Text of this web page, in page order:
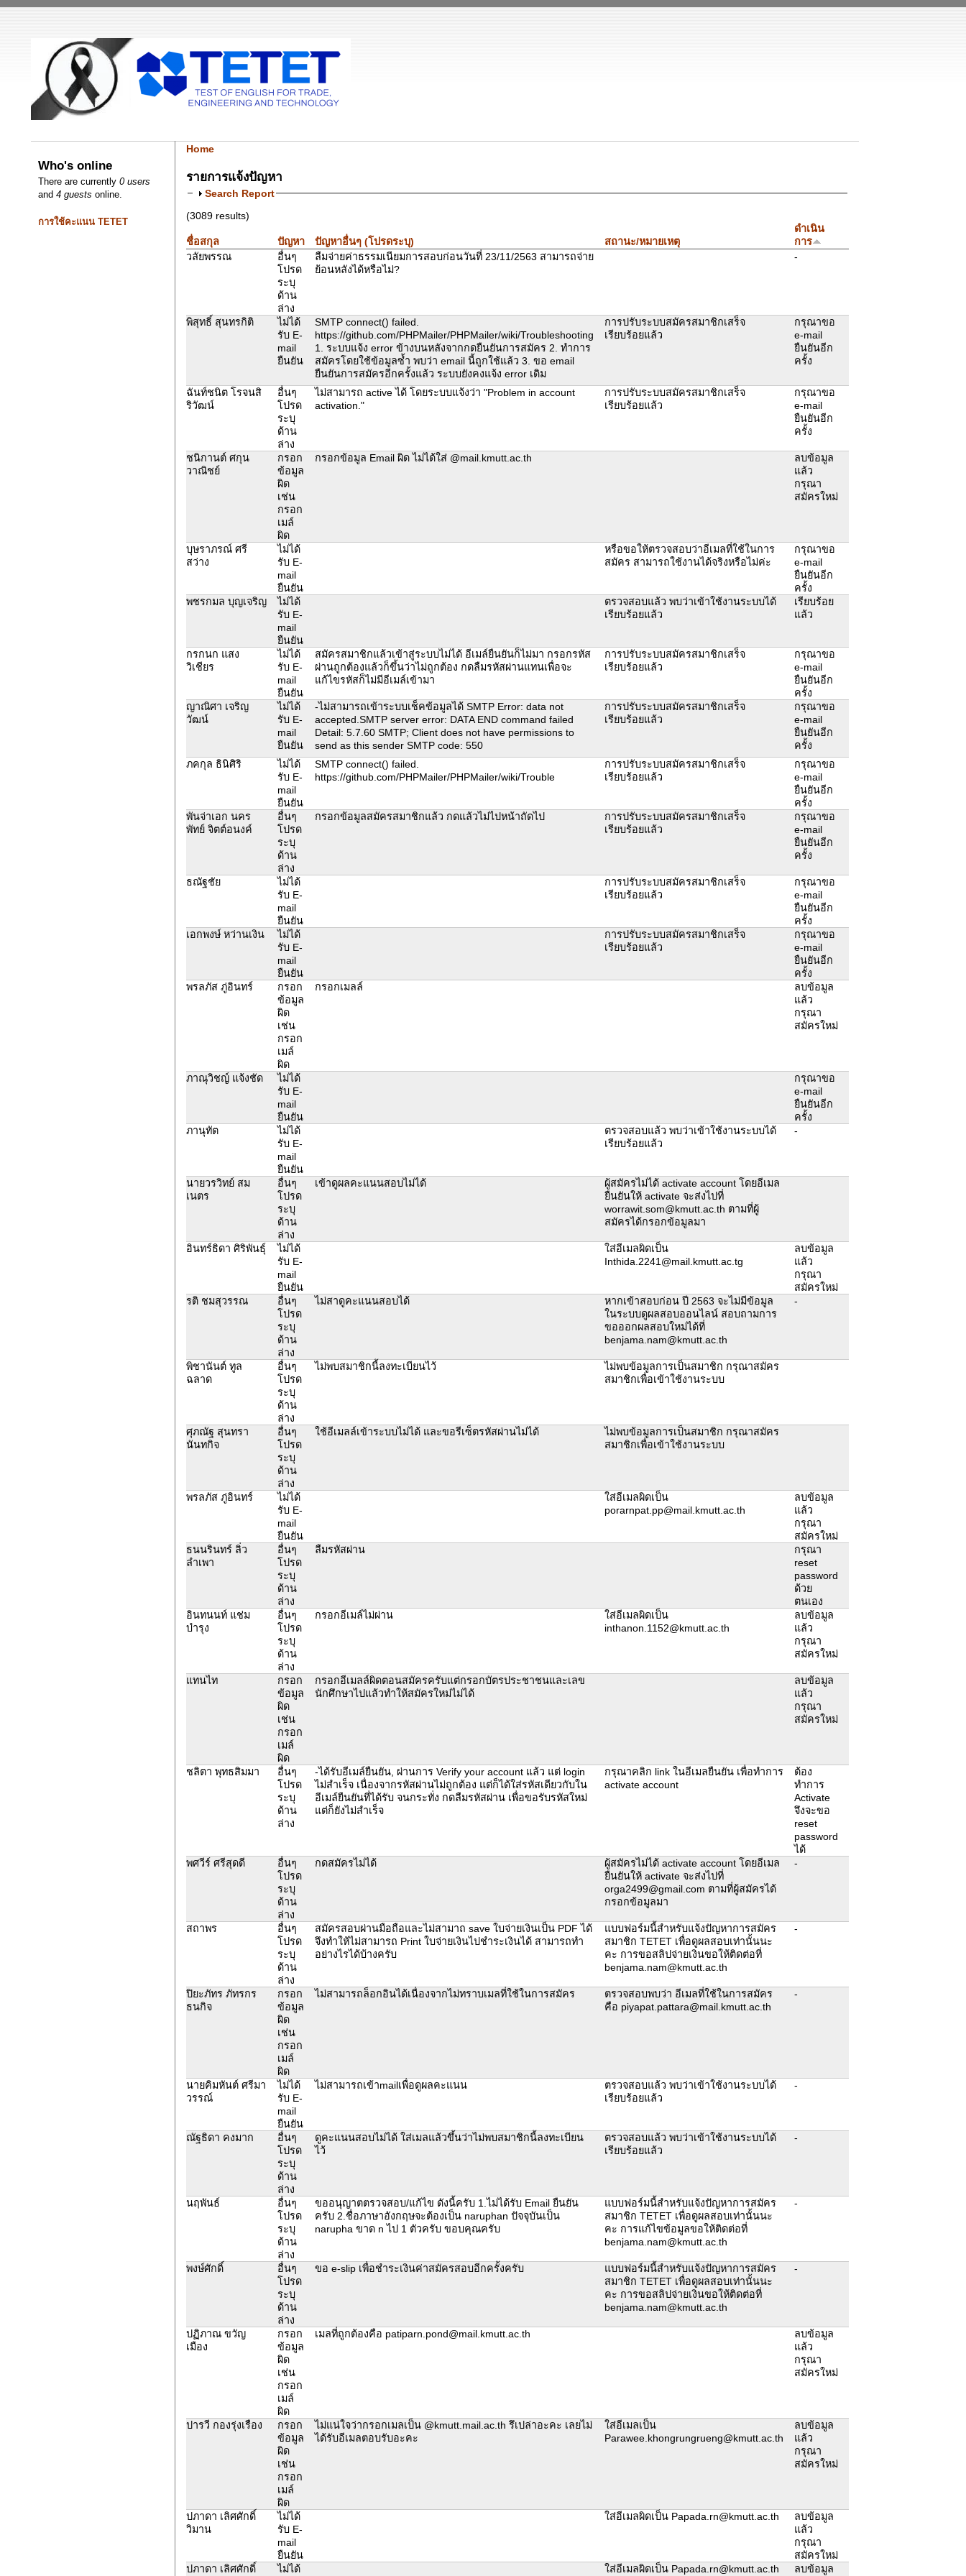
Who's online
There are currently0 users
and4 guests online.
การใช้คะแนน TETET
Home
รายการแจ้งปัญหา
Search Report
(3089 results)
ชื่อสกุล ปัญหา ปัญหาอื่นๆ (โปรดระบุ) สถานะ/หมายเหตุ
ดำเนิน
การ
วลัยพรรณ
อื่นๆ
โปรด
ระบุ
ด้าน
ล่าง
ลืมจ่ายค่าธรรมเนียมการสอบก่อนวันที่ 23/11/2563 สามารถจ่าย
ย้อนหลังได้หรือไม่?
-
พิสุทธิ์ สุนทรกิติ
ไม่ได้
รับ E-
mail
ยืนยัน
SMTP connect() failed.
https://github.com/PHPMailer/PHPMailer/wiki/Troubleshooting
1. ระบบแจ้ง error ข้างบนหลังจากกดยืนยันการสมัคร 2. ทำการ
สมัครโดยใช้ข้อมูลซ้ำ พบว่า email นี้ถูกใช้แล้ว 3. ขอ email
ยืนยันการสมัครอีกครั้งแล้ว ระบบยังคงแจ้ง error เดิม
การปรับระบบสมัครสมาชิกเสร็จ
เรียบร้อยแล้ว
กรุณาขอ
e-mail
ยืนยันอีก
ครั้ง
ฉันท์ชนิต โรจนสิ
ริวัฒน์
อื่นๆ
โปรด
ระบุ
ด้าน
ล่าง
ไม่สามารถ active ได้ โดยระบบแจ้งว่า "Problem in account
activation."
การปรับระบบสมัครสมาชิกเสร็จ
เรียบร้อยแล้ว
กรุณาขอ
e-mail
ยืนยันอีก
ครั้ง
ชนิกานต์ ศกุน
วาณิชย์
กรอก
ข้อมูล
ผิด
เช่น
กรอก
เมล์
ผิด
กรอกข้อมูล Email ผิด ไม่ได้ใส่ @mail.kmutt.ac.th
ลบข้อมูล
แล้ว
กรุณา
สมัครใหม่
บุษราภรณ์​ ศรี​
สว่าง​
ไม่ได้
รับ E-
mail
ยืนยัน
หรือขอให้ตรวจสอบว่าอีเมลที่ใช้ในการ
สมัคร สามารถใช้งานได้จริงหรือไม่ค่ะ
กรุณาขอ
e-mail
ยืนยันอีก
ครั้ง
พชรกมล บุญเจริญ
ไม่ได้
รับ E-
mail
ยืนยัน
ตรวจสอบแล้ว พบว่าเข้าใช้งานระบบได้
เรียบร้อยแล้ว
เรียบร้อย
แล้ว
กรกนก แสง
วิเชียร
ไม่ได้
รับ E-
mail
ยืนยัน
สมัครสมาชิกแล้วเข้าสู่ระบบไม่ได้ อีเมล์ยืนยันก็ไม่มา กรอกรหัส
ผ่านถูกต้องแล้วก็ขึ้นว่าไม่ถูกต้อง กดลืมรหัสผ่านแทนเพื่อจะ
แก้ไขรหัสก็ไม่มีอีเมล์เข้ามา
การปรับระบบสมัครสมาชิกเสร็จ
เรียบร้อยแล้ว
กรุณาขอ
e-mail
ยืนยันอีก
ครั้ง
ญาณิศา เจริญ
วัฒน์
ไม่ได้
รับ E-
mail
ยืนยัน
-ไม่สามารถเข้าระบบเช็คข้อมูลได้ SMTP Error: data not
accepted.SMTP server error: DATA END command failed
Detail: 5.7.60 SMTP; Client does not have permissions to
send as this sender SMTP code: 550
การปรับระบบสมัครสมาชิกเสร็จ
เรียบร้อยแล้ว
กรุณาขอ
e-mail
ยืนยันอีก
ครั้ง
ภคกุล ธินิศิริ
ไม่ได้
รับ E-
mail
ยืนยัน
SMTP connect() failed.
https://github.com/PHPMailer/PHPMailer/wiki/Trouble
การปรับระบบสมัครสมาชิกเสร็จ
เรียบร้อยแล้ว
กรุณาขอ
e-mail
ยืนยันอีก
ครั้ง
พันจ่าเอก นคร
พัทย์ จิตต์อนงค์
อื่นๆ
โปรด
ระบุ
ด้าน
ล่าง
กรอกข้อมูลสมัครสมาชิกแล้ว กดแล้วไม่ไปหน้าถัดไป
การปรับระบบสมัครสมาชิกเสร็จ
เรียบร้อยแล้ว
กรุณาขอ
e-mail
ยืนยันอีก
ครั้ง
ธณัฐชัย
ไม่ได้
รับ E-
mail
ยืนยัน
การปรับระบบสมัครสมาชิกเสร็จ
เรียบร้อยแล้ว
กรุณาขอ
e-mail
ยืนยันอีก
ครั้ง
เอกพงษ์ หว่านเงิน
ไม่ได้
รับ E-
mail
ยืนยัน
การปรับระบบสมัครสมาชิกเสร็จ
เรียบร้อยแล้ว
กรุณาขอ
e-mail
ยืนยันอีก
ครั้ง
พรลภัส ภู่อินทร์
กรอก
ข้อมูล
ผิด
เช่น
กรอก
เมล์
ผิด
กรอกเมลล์
ลบข้อมูล
แล้ว
กรุณา
สมัครใหม่
ภาณุวิชญ์ แจ้งชัด
ไม่ได้
รับ E-
mail
ยืนยัน
กรุณาขอ
e-mail
ยืนยันอีก
ครั้ง
ภานุทัต
ไม่ได้
รับ E-
mail
ยืนยัน
ตรวจสอบแล้ว พบว่าเข้าใช้งานระบบได้
เรียบร้อยแล้ว
-
นายวรวิทย์ สม
เนตร
อื่นๆ
โปรด
ระบุ
ด้าน
ล่าง
เข้าดูผลคะแนนสอบไม่ได้
ผู้สมัครไม่ได้ activate account โดยอีเมล
ยืนยันให้ activate จะส่งไปที่
worrawit.som@kmutt.ac.th ตามที่ผู้
สมัครได้กรอกข้อมูลมา
อินทร์ธิดา ศิริพันธุ์
ไม่ได้
รับ E-
mail
ยืนยัน
ใส่อีเมลผิดเป็น
Inthida.2241@mail.kmutt.ac.tg
ลบข้อมูล
แล้ว
กรุณา
สมัครใหม่
รติ ชมสุวรรณ
อื่นๆ
โปรด
ระบุ
ด้าน
ล่าง
ไม่สาดูคะแนนสอบได้
หากเข้าสอบก่อน ปี 2563 จะไม่มีข้อมูล
ในระบบดูผลสอบออนไลน์ สอบถามการ
ขอออกผลสอบใหม่ได้ที่
benjama.nam@kmutt.ac.th
-
พิชานันต์ ทูล
ฉลาด
อื่นๆ
โปรด
ระบุ
ด้าน
ล่าง
ไม่พบสมาชิกนี้ลงทะเบียนไว้
ไม่พบข้อมูลการเป็นสมาชิก กรุณาสมัคร
สมาชิกเพื่อเข้าใช้งานระบบ
ศุภณัฐ สุนทรา
นันทกิจ
อื่นๆ
โปรด
ระบุ
ด้าน
ล่าง
ใช้อีเมลล์เข้าระบบไม่ได้ และขอรีเซ็ตรหัสผ่านไม่ได้
ไม่พบข้อมูลการเป็นสมาชิก กรุณาสมัคร
สมาชิกเพื่อเข้าใช้งานระบบ
พรลภัส ภู่อินทร์
ไม่ได้
รับ E-
mail
ยืนยัน
ใส่อีเมลผิดเป็น
porarnpat.pp@mail.kmutt.ac.th
ลบข้อมูล
แล้ว
กรุณา
สมัครใหม่
ธนนรินทร์ ลิ่ว
ลำเพา
อื่นๆ
โปรด
ระบุ
ด้าน
ล่าง
ลืมรหัสผ่าน
กรุณา
reset
password
ด้วย
ตนเอง
อินทนนท์ แช่ม
บำรุง
อื่นๆ
โปรด
ระบุ
ด้าน
ล่าง
กรอกอีเมล์ไม่ผ่าน
ใส่อีเมลผิดเป็น
inthanon.1152@kmutt.ac.th
ลบข้อมูล
แล้ว
กรุณา
สมัครใหม่
แทนไท
กรอก
ข้อมูล
ผิด
เช่น
กรอก
เมล์
ผิด
กรอกอีเมลล์ผิดตอนสมัครครับแต่กรอกบัตรประชาชนและเลข
นักศึกษาไปแล้วทำให้สมัครใหม่ไม่ได้
ลบข้อมูล
แล้ว
กรุณา
สมัครใหม่
ชลิตา พุทธสิมมา
อื่นๆ
โปรด
ระบุ
ด้าน
ล่าง
-ได้รับอีเมล์ยืนยัน, ผ่านการ Verify your account แล้ว แต่ login
ไม่สำเร็จ เนื่องจากรหัสผ่านไม่ถูกต้อง แต่ก็ได้ใส่รหัสเดียวกับใน
อีเมล์ยืนยันที่ได้รับ จนกระทั่ง กดลืมรหัสผ่าน เพื่อขอรับรหัสใหม่
แต่ก็ยังไม่สำเร็จ
กรุณาคลิก link ในอีเมลยืนยัน เพื่อทำการ
activate account
ต้อง
ทำการ
Activate
จึงจะขอ
reset
password
ได้
พศวีร์ ศรีสุดดี
อื่นๆ
โปรด
ระบุ
ด้าน
ล่าง
กดสมัครไม่ได้
ผู้สมัครไม่ได้ activate account โดยอีเมล
ยืนยันให้ activate จะส่งไปที่
orga2499@gmail.com ตามที่ผู้สมัครได้
กรอกข้อมูลมา
-
สถาพร
อื่นๆ
โปรด
ระบุ
ด้าน
ล่าง
สมัครสอบผ่านมือถือและไม่สามาถ save ใบจ่ายเงินเป็น PDF ได้
จึงทำให้ไม่สามารถ Print ใบจ่ายเงินไปชำระเงินได้ สามารถทำ
อย่างไรได้บ้างครับ
แบบฟอร์มนี้สำหรับแจ้งปัญหาการสมัคร
สมาชิก TETET เพื่อดูผลสอบเท่านั้นนะ
คะ การขอสลิปจ่ายเงินขอให้ติดต่อที่
benjama.nam@kmutt.ac.th
-
ปิยะภัทร ภัทรกร
ธนกิจ
กรอก
ข้อมูล
ผิด
เช่น
กรอก
เมล์
ผิด
ไม่สามารถล็อกอินได้เนื่องจากไม่ทราบเมลที่ใช้ในการสมัคร
ตรวจสอบพบว่า อีเมลที่ใช้ในการสมัคร
คือ piyapat.pattara@mail.kmutt.ac.th
-
นายคิมหันต์ ศรีมา
วรรณ์
ไม่ได้
รับ E-
mail
ยืนยัน
ไม่สามารถเข้าmailเพื่อดูผลคะแนน
ตรวจสอบแล้ว พบว่าเข้าใช้งานระบบได้
เรียบร้อยแล้ว
-
ณัฐธิดา คงมาก
อื่นๆ
โปรด
ระบุ
ด้าน
ล่าง
ดูคะแนนสอบไม่ได้ ใส่เมลแล้วขึ้นว่าไม่พบสมาชิกนี้ลงทะเบียน
ไว้
ตรวจสอบแล้ว พบว่าเข้าใช้งานระบบได้
เรียบร้อยแล้ว
-
นฤพันธ์
อื่นๆ
โปรด
ระบุ
ด้าน
ล่าง
ขออนุญาตตรวจสอบ/แก้ไข ดังนี้ครับ 1.ไม่ได้รับ Email ยืนยัน
ครับ 2.ชื่อภาษาอังกฤษจะต้องเป็น naruphan ปัจจุบันเป็น
narupha ขาด n ไป 1 ตัวครับ ขอบคุณครับ
แบบฟอร์มนี้สำหรับแจ้งปัญหาการสมัคร
สมาชิก TETET เพื่อดูผลสอบเท่านั้นนะ
คะ การแก้ไขข้อมูลขอให้ติดต่อที่
benjama.nam@kmutt.ac.th
-
พงษ์ศักดิ์
อื่นๆ
โปรด
ระบุ
ด้าน
ล่าง
ขอ e-slip เพื่อชำระเงินค่าสมัครสอบอีกครั้งครับ
แบบฟอร์มนี้สำหรับแจ้งปัญหาการสมัคร
สมาชิก TETET เพื่อดูผลสอบเท่านั้นนะ
คะ การขอสลิปจ่ายเงินขอให้ติดต่อที่
benjama.nam@kmutt.ac.th
-
ปฏิภาณ ขวัญ
เมือง
กรอก
ข้อมูล
ผิด
เช่น
กรอก
เมล์
ผิด
เมลที่ถูกต้องคือ patiparn.pond@mail.kmutt.ac.th
ลบข้อมูล
แล้ว
กรุณา
สมัครใหม่
ปารวี กองรุ่งเรือง
กรอก
ข้อมูล
ผิด
เช่น
กรอก
เมล์
ผิด
ไม่แน่ใจว่ากรอกเมลเป็น @kmutt.mail.ac.th รึเปล่าอะคะ เลยไม่
ได้รับอีเมลตอบรับอะคะ
ใส่อีเมลเป็น
Parawee.khongrungrueng@kmutt.ac.th
ลบข้อมูล
แล้ว
กรุณา
สมัครใหม่
ปภาดา เลิศศักดิ์
วิมาน
ไม่ได้
รับ E-
mail
ยืนยัน
ใส่อีเมลผิดเป็น Papada.rn@kmutt.ac.th
ลบข้อมูล
แล้ว
กรุณา
สมัครใหม่
ปภาดา เลิศศักดิ์
ไม่ได้
ใส่อีเมลผิดเป็น Papada.rn@kmutt.ac.th
ลบข้อมูล